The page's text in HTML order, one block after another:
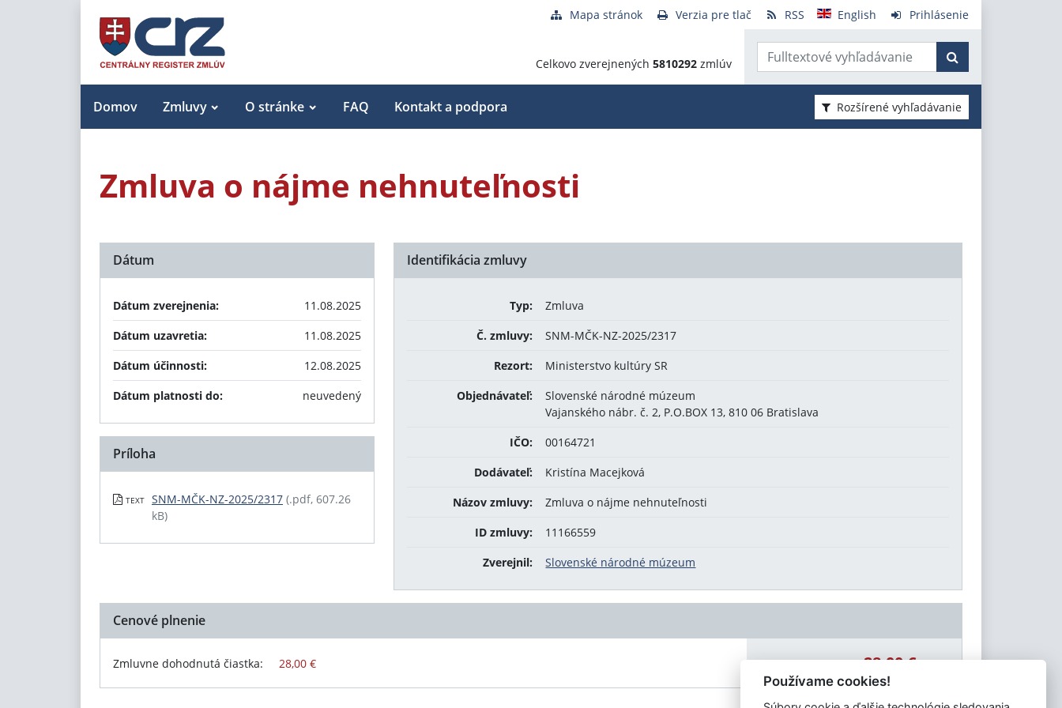
Mapa stránok Verzia pre tlač RSS English Prihlásenie
Celkovo zverejnených 5810292 zmlúv
Domov Zmluvy O stránke FAQ Kontakt a podpora Rozšírené vyhľadávanie
Zmluva o nájme nehnuteľnosti
Identifikácia zmluvy
Typ:
Zmluva
Č. zmluvy:
SNM-MČK-NZ-2025/2317
Rezort:
Ministerstvo kultúry SR
Objednávateľ:
Slovenské národné múzeum
Vajanského nábr. č. 2, P.O.BOX 13, 810 06 Bratislava
IČO:
00164721
Dodávateľ:
Kristína Macejková
Názov zmluvy:
Zmluva o nájme nehnuteľnosti
ID zmluvy:
11166559
Zverejnil:
Slovenské národné múzeum
Dátum
Dátum zverejnenia:
11.08.2025
Dátum uzavretia:
11.08.2025
Dátum účinnosti:
12.08.2025
Dátum platnosti do:
neuvedený
Príloha
TEXT SNM-MČK-NZ-2025/2317 (.pdf, 607.26
kB)
Cenové plnenie
Zmluvne dohodnutá čiastka: 28,00 € Celková čiastka: 28,00 €
Používame cookies!